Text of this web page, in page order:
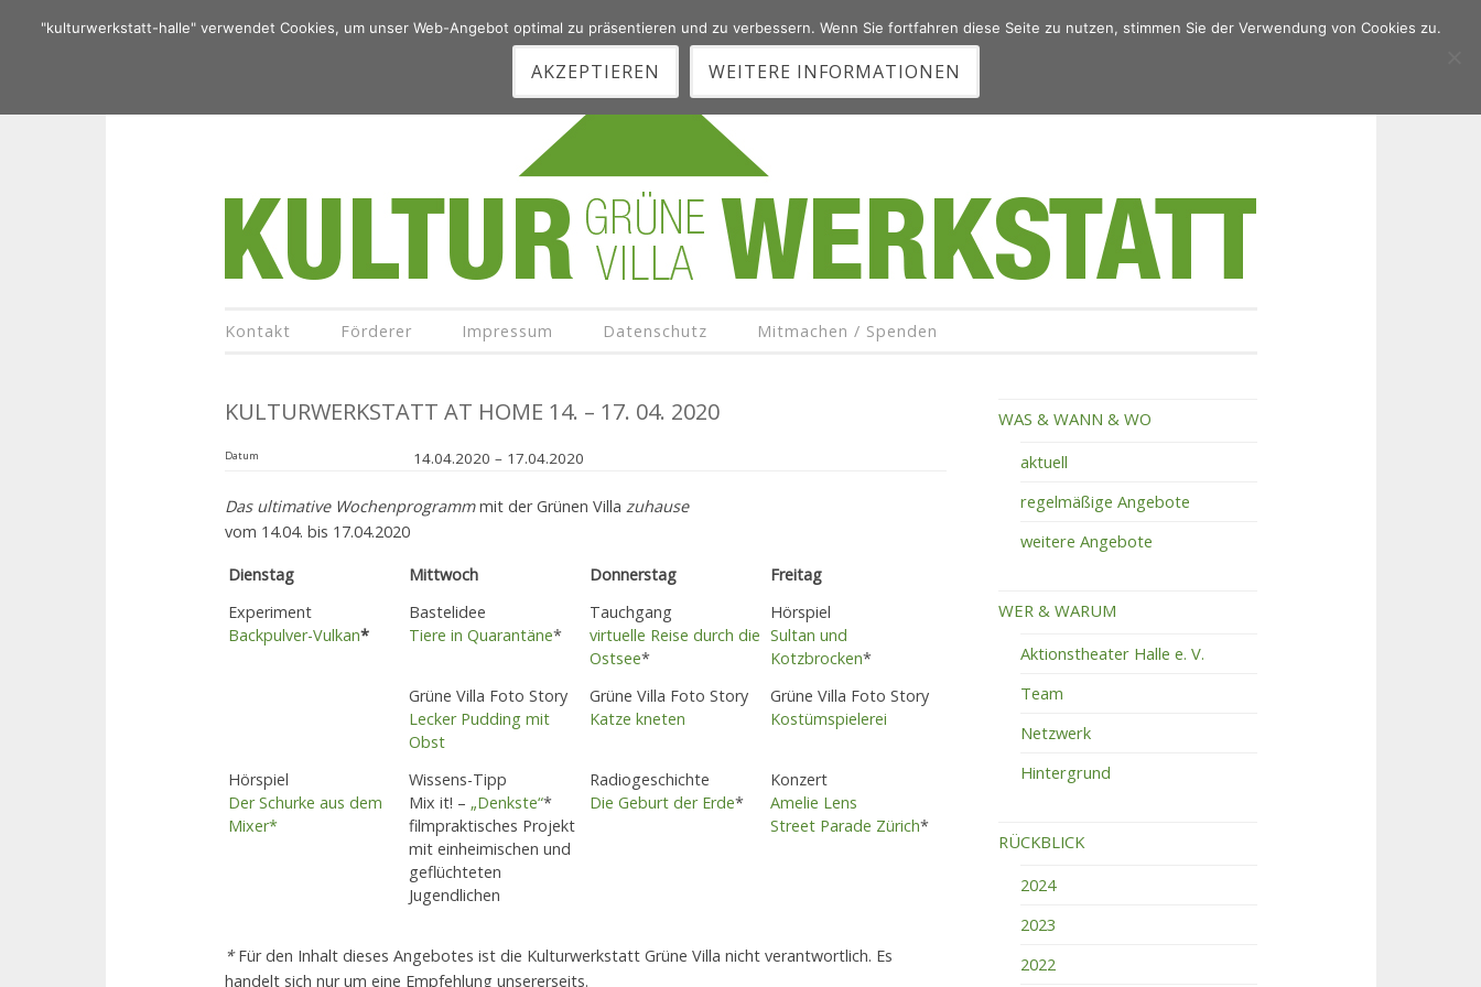
Kontakt Förderer Impressum Datenschutz Mitmachen / Spenden
KULTURWERKSTATT AT HOME 14. – 17. 04. 2020
Datum 14.04.2020 – 17.04.2020
Das ultimative Wochenprogrammmit der Grünen Villa zuhause
vom 14.04. bis 17.04.2020
Dienstag Mittwoch Donnerstag
Freitag
Experiment
Backpulver-Vulkan*
Bastelidee
Tiere in Quarantäne*
Tauchgang
virtuelle Reise durch die
Ostsee*
Hörspiel
Sultan und
Kotzbrocken*
Grüne Villa Foto Story
Lecker Pudding mit
Obst
Grüne Villa Foto Story
Katze kneten
Grüne Villa Foto Story
Kostümspielerei
Hörspiel
Der Schurke aus dem
Mixer*
Wissens-Tipp
Mix it! – „Denkste“*
filmpraktisches Projekt
mit einheimischen und
geflüchteten
Jugendlichen
Radiogeschichte
Die Geburt der Erde*
Konzert
Amelie Lens
Street Parade Zürich*
*Für den Inhalt dieses Angebotes ist die Kulturwerkstatt Grüne Villa nicht verantwortlich. Es
handelt sich nur um eine Empfehlung unsererseits.
WAS & WANN & WO
aktuell
regelmäßige Angebote
weitere Angebote
WER & WARUM
Aktionstheater Halle e. V.
Team
Netzwerk
Hintergrund
RÜCKBLICK
2024
2023
2022
"kulturwerkstatt-halle" verwendet Cookies, um unser Web-Angebot optimal zu präsentieren und zu verbessern. Wenn Sie fortfahren diese Seite zu nutzen, stimmen Sie der Verwendung von Cookies zu.
AKZEPTIEREN WEITERE INFORMATIONEN